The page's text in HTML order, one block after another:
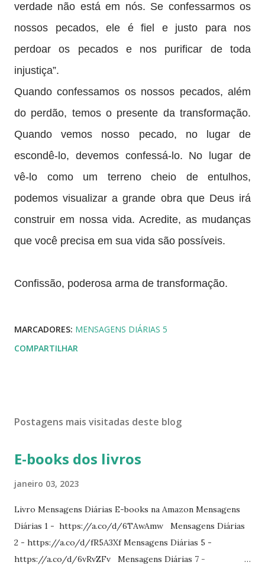
verdade não está em nós. Se confessarmos os
nossos pecados, ele é fiel e justo para nos
perdoar os pecados e nos purificar de toda
injustiça”.
Quando confessamos os nossos pecados, além
do perdão, temos o presente da transformação.
Quando vemos nosso pecado, no lugar de
escondê-lo, devemos confessá-lo. No lugar de
vê-lo como um terreno cheio de entulhos,
podemos visualizar a grande obra que Deus irá
construir em nossa vida. Acredite, as mudanças
que você precisa em sua vida são possíveis.
Confissão, poderosa arma de transformação.
MARCADORES: MENSAGENS DIÁRIAS 5
COMPARTILHAR
Postagens mais visitadas deste blog
E-books dos livros
janeiro 03, 2023
Livro Mensagens Diárias E-books na Amazon Mensagens
Diárias 1 - https://a.co/d/6TAwAmw Mensagens Diárias
2 - https://a.co/d/fR5A3Xf Mensagens Diárias 5 -
https://a.co/d/6vRvZFv Mensagens Diárias 7 -